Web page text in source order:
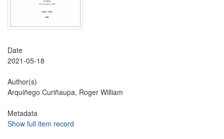
Date
2021-05-18
Author(s)
Arquiñego Curiñaupa, Roger William
Metadata
Show full item record